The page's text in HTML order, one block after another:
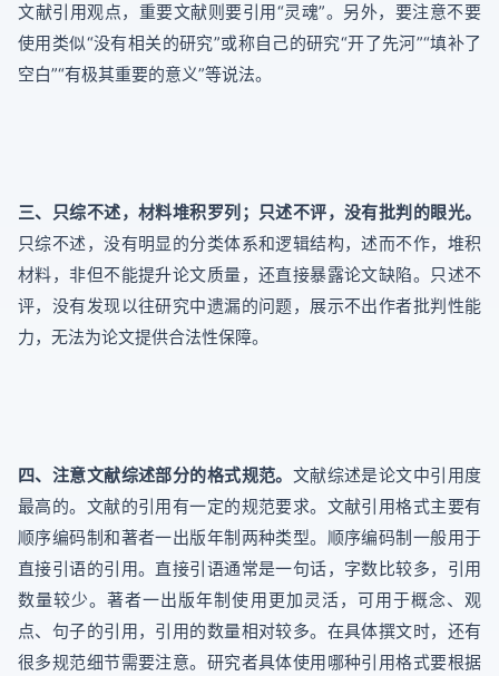
文献引用观点，重要文献则要引用“灵魂”。另外，要注意不要
使用类似“没有相关的研究”或称自己的研究“开了先河”“填补了
空白”“有极其重要的意义”等说法。
三、只综不述，材料堆积罗列；只述不评，没有批判的眼光。
只综不述，没有明显的分类体系和逻辑结构，述而不作，堆积
材料，非但不能提升论文质量，还直接暴露论文缺陷。只述不
评，没有发现以往研究中遗漏的问题，展示不出作者批判性能
力，无法为论文提供合法性保障。
四、注意文献综述部分的格式规范。 文献综述是论文中引用度
最高的。文献的引用有一定的规范要求。文献引用格式主要有
顺序编码制和著者一出版年制两种类型。顺序编码制一般用于
直接引语的引用。直接引语通常是一句话，字数比较多，引用
数量较少。著者一出版年制使用更加灵活，可用于概念、观
点、句子的引用，引用的数量相对较多。在具体撰文时，还有
很多规范细节需要注意。研究者具体使用哪种引用格式要根据